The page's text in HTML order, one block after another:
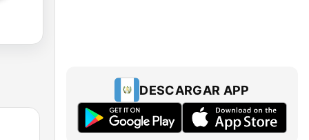
DESCARGAR APP